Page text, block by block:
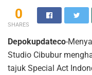
0
SHARES
Depokupdateco-
Studio Cibubur
tajuk Special Act